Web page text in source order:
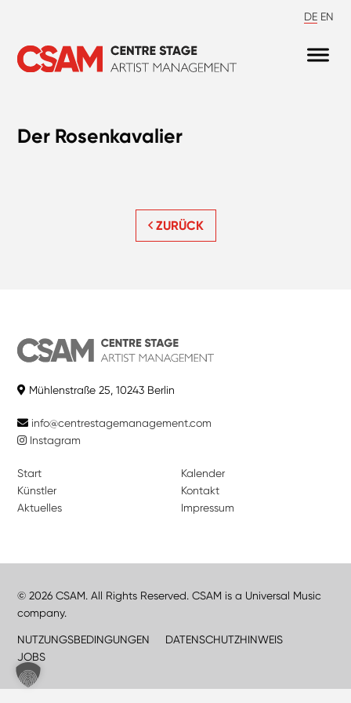
DE EN
Der Rosenkavalier
ZURÜCK
Mühlenstraße 25, 10243 Berlin
info@centrestagemanagement.com
Instagram
Start
Künstler
Aktuelles
Kalender
Kontakt
Impressum
© 2026 CSAM. All Rights Reserved. CSAM is a Universal Music
company.
NUTZUNGSBEDINGUNGEN
DATENSCHUTZHINWEIS
JOBS